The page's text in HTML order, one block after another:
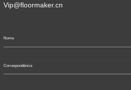
Vip@floormaker.cn